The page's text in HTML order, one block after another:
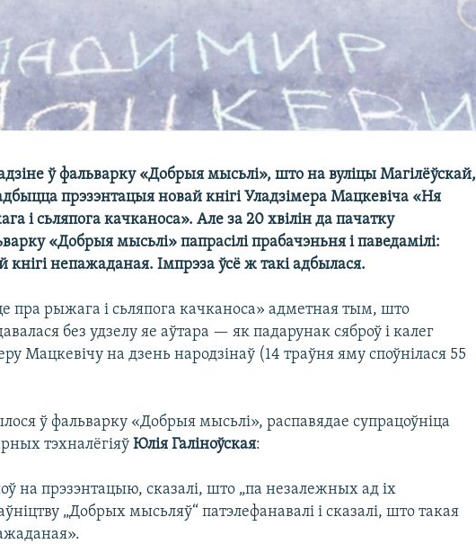
ў фальварку «Добрыя мысьлі», што на вуліцы Магілёўскай,
прэзэнтацыя новай кнігі Уладзімера Мацкевіча «Ня
і сьляпога качканоса». Але за 20 хвілін да пачатку
«Добрыя мысьлі» папрасілі прабачэньня і паведамілі:
кнігі непажаданая. Імпрэза ўсё ж такі адбылася.
пра рыжага і сьляпога качканоса» адметная тым, што
без удзелу яе аўтара — як падарунак сяброў і калег
Мацкевічу на дзень народзінаў (14 траўня яму споўнілася 55
ў фальварку «Добрыя мысьлі», распавядае супрацоўніца
тэхналёгіяўЮлія Галіноўская:
на прэзэнтацыю, сказалі, што „па незалежных ад іх
„Добрых мысьляў“ патэлефанавалі і сказалі, што такая